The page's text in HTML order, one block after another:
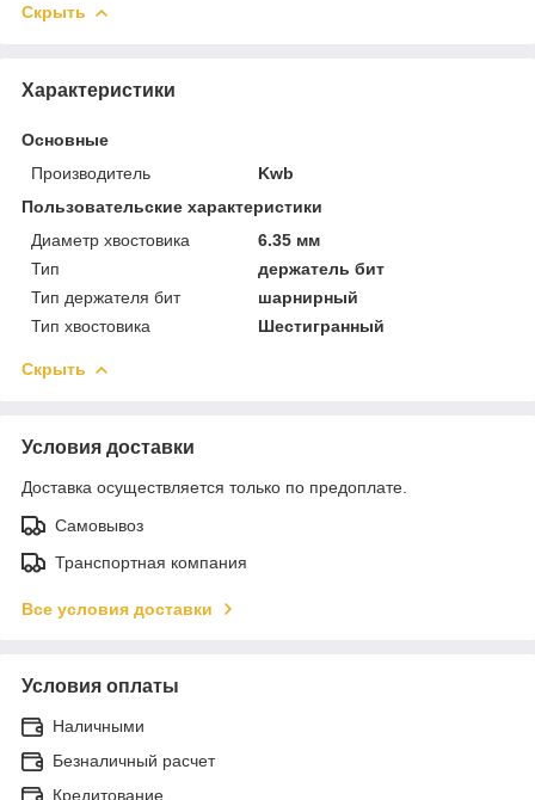
Скрыть
Характеристики
Основные
Производитель
Kwb
Пользовательские характеристики
Диаметр хвостовика
6.35 мм
Тип
держатель бит
Тип держателя бит
шарнирный
Тип хвостовика
Шестигранный
Скрыть
Условия доставки
Доставка осуществляется только по предоплате.
Самовывоз
Транспортная компания
Все условия доставки
Условия оплаты
Наличными
Безналичный расчет
Кредитование